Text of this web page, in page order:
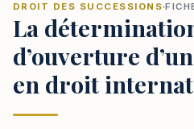
DROIT DES SUCCESSIONS
La
d’ouverture
en droit